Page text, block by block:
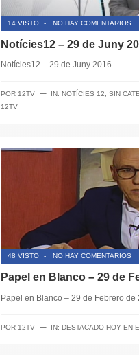
14 VISTO - NO HAY COMENTARIOS
Notícies12 – 29 de Juny
Notícies12 – 29 de Juny 2016
POR 12TV ─ IN: NOTÍCIES 12 SIN
12TV
48 VISTO - NO HAY COMENTARIOS
Papel en Blanco – 29 de
Papel en Blanco – 29 de Febrero de
POR 12TV ─ IN: DESTACADO HOY EN